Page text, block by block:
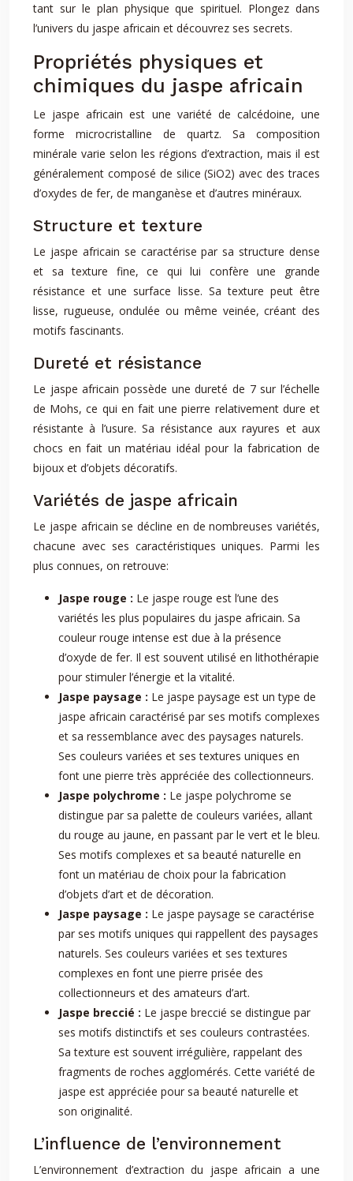
tant sur le plan physique que spirituel. Plongez dans
l’univers du jaspe africain et découvrez ses secrets.
Propriétés physiques et
chimiques du jaspe africain
Le jaspe africain est une variété de calcédoine, une
forme microcristalline de quartz. Sa composition
minérale varie selon les régions d’extraction, mais il est
généralement composé de silice (SiO2) avec des traces
d’oxydes de fer, de manganèse et d’autres minéraux.
Structure et texture
Le jaspe africain se caractérise par sa structure dense
et sa texture fine, ce qui lui confère une grande
résistance et une surface lisse. Sa texture peut être
lisse, rugueuse, ondulée ou même veinée, créant des
motifs fascinants.
Dureté et résistance
Le jaspe africain possède une dureté de 7 sur l’échelle
de Mohs, ce qui en fait une pierre relativement dure et
résistante à l’usure. Sa résistance aux rayures et aux
chocs en fait un matériau idéal pour la fabrication de
bijoux et d’objets décoratifs.
Variétés de jaspe africain
Le jaspe africain se décline en de nombreuses variétés,
chacune avec ses caractéristiques uniques. Parmi les
plus connues, on retrouve:
Jaspe rouge : Le jaspe rouge est l’une des
variétés les plus populaires du jaspe africain. Sa
couleur rouge intense est due à la présence
d’oxyde de fer. Il est souvent utilisé en lithothérapie
pour stimuler l’énergie et la vitalité.
Jaspe paysage : Le jaspe paysage est un type de
jaspe africain caractérisé par ses motifs complexes
et sa ressemblance avec des paysages naturels.
Ses couleurs variées et ses textures uniques en
font une pierre très appréciée des collectionneurs.
Jaspe polychrome : Le jaspe polychrome se
distingue par sa palette de couleurs variées, allant
du rouge au jaune, en passant par le vert et le bleu.
Ses motifs complexes et sa beauté naturelle en
font un matériau de choix pour la fabrication
d’objets d’art et de décoration.
Jaspe paysage : Le jaspe paysage se caractérise
par ses motifs uniques qui rappellent des paysages
naturels. Ses couleurs variées et ses textures
complexes en font une pierre prisée des
collectionneurs et des amateurs d’art.
Jaspe breccié : Le jaspe breccié se distingue par
ses motifs distinctifs et ses couleurs contrastées.
Sa texture est souvent irrégulière, rappelant des
fragments de roches agglomérés. Cette variété de
jaspe est appréciée pour sa beauté naturelle et
son originalité.
L’influence de l’environnement
L’environnement d’extraction du jaspe africain a une